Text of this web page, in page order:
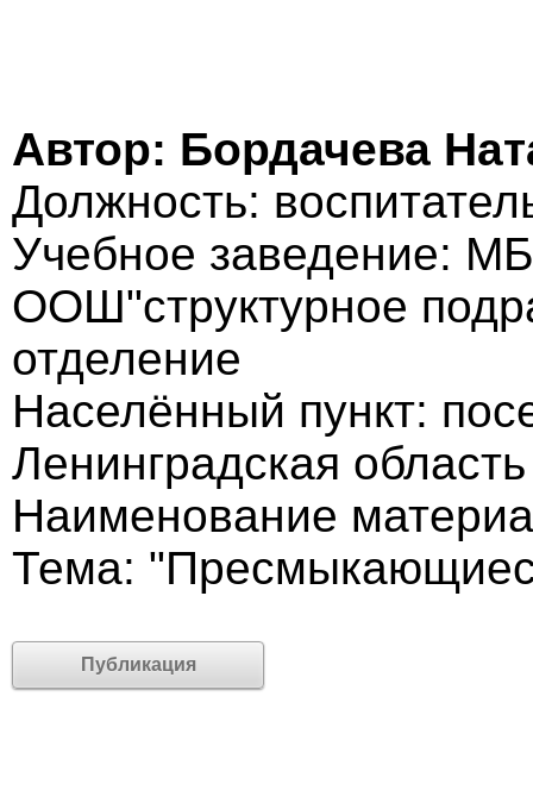
Автор: Бордачева
Должность:
Учебное заведение:
ООШ"структурное
отделение
Населённый пункт:
Ленинградская область
Наименование
Тема:
Публикация